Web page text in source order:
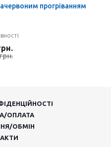
прогріванням
ОПЛАТА
ОБМІН